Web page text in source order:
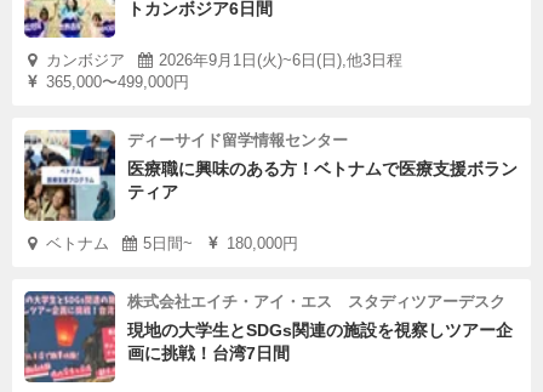
トカンボジア6日間
カンボジア
2026年9月1日(火)~6日(日),他3日程
365,000〜499,000円
ディーサイド留学情報センター
医療職に興味のある方！ベトナムで医療支援ボラン
ティア
ベトナム 5日間~ 180,000円
株式会社エイチ・アイ・エス スタディツアーデスク
現地の大学生とSDGs関連の施設を視察しツアー企
画に挑戦！台湾7日間